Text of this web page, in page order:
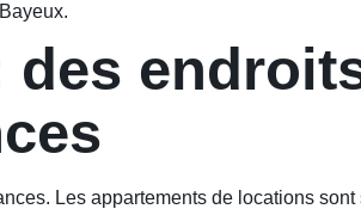
Les appartements de locations